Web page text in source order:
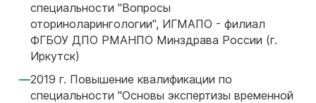
специальности "Вопросы
оториноларингологии", ИГМАПО - филиал
ФГБОУ ДПО РМАНПО Минздрава России (г.
Иркутск)
2019 г. Повышение квалификации по
специальности "Основы экспертизы временной